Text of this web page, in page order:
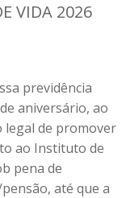
VIDA 2026
previdência
aniversário, ao
legal de promover
ao Instituto de
pena de
até que a